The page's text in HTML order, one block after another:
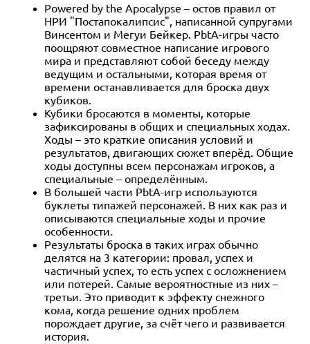
Powered by the Apocalypse – остов правил от
НРИ "Постапокалипсис", написанной супругами
Винсентом и Мегуи Бейкер. PbtA-игры часто
поощряют совместное написание игрового
мира и представляют собой беседу между
ведущим и остальными, которая время от
времени останавливается для броска двух
кубиков.
Кубики бросаются в моменты, которые
зафиксированы в общих и специальных ходах.
Ходы – это краткие описания условий и
результатов, двигающих сюжет вперёд. Общие
ходы доступны всем персонажам игроков, а
специальные – определённым.
В большей части PbtA-игр используются
буклеты типажей персонажей. В них как раз и
описываются специальные ходы и прочие
особенности.
Результаты броска в таких играх обычно
делятся на 3 категории: провал, успех и
частичный успех, то есть успех с осложнением
или потерей. Самые вероятностные из них –
третьи. Это приводит к эффекту снежного
кома, когда решение одних проблем
порождает другие, за счёт чего и развивается
история.